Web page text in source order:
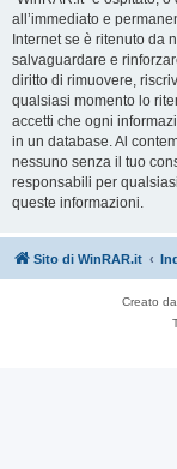
all’immediato e
Internet se è ritenuto da
salvaguardare e
diritto di rimuovere,
qualsiasi momento lo
accetti che ogni
in un database. Al
nessuno senza il tuo
responsabili per
queste informazioni.
Sito di WinRAR.it
Creato da